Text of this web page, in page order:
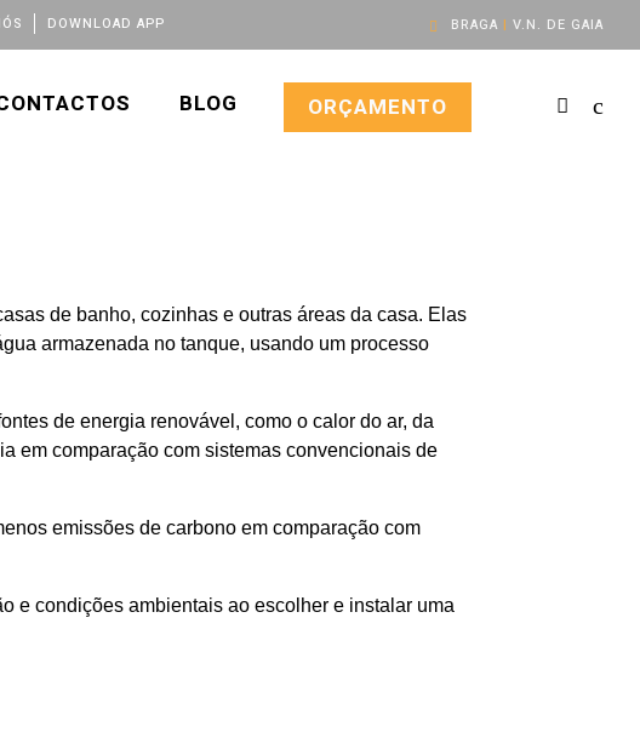
BRAGA | V.N. DE GAIA
DOWNLOAD APP
BLOG ORÇAMENTO
de banho, cozinhas e outras áreas da casa. Elas
armazenada no tanque, usando um processo
de energia renovável, como o calor do ar, da
em comparação com sistemas convencionais de
emissões de carbono em comparação com
e condições ambientais ao escolher e instalar uma